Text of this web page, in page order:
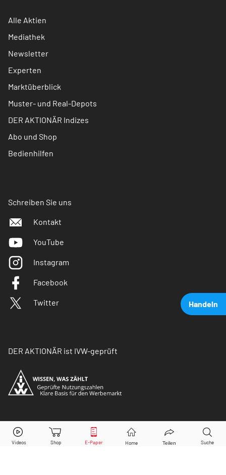
Handeln
Deutsche BankAktie jetzt handeln?
Alle Aktien
Mediathek
Newsletter
Experten
Marktüberblick
Muster- und Real-Depots
DER AKTIONÄR Indizes
Abo und Shop
Bedienhilfen
Schreiben Sie uns
Kontakt
YouTube
Instagram
Facebook
Twitter
DER AKTIONÄR ist IVW-geprüft
© Copyright 2026 Börsenmedien AG. Alle Rechte